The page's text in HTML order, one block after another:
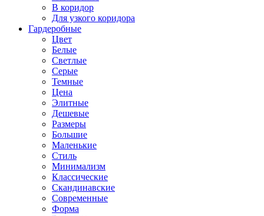
В коридор
Для узкого коридора
Гардеробные
Цвет
Белые
Светлые
Серые
Темные
Цена
Элитные
Дешевые
Размеры
Большие
Маленькие
Стиль
Минимализм
Классические
Скандинавские
Современные
Форма